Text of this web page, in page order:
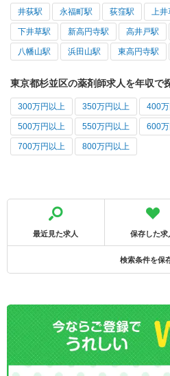
井荻駅 永福町駅 荻窪駅 上井
下井草駅 新高円寺駅 高井戸駅
八幡山駅 浜田山駅 東高円寺駅
東京都杉並区の薬剤師求人を年収で
300万円以上 350万円以上 400
500万円以上 550万円以上 600
700万円以上 800万円以上
最近見た求人 保存した求
検索条件を保